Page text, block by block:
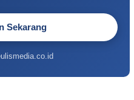
Sekarang